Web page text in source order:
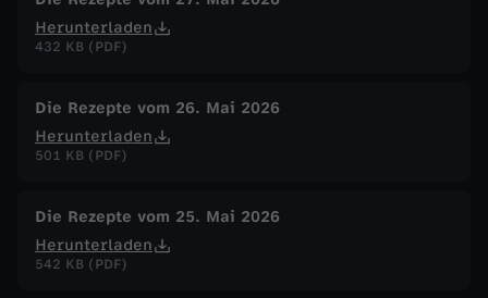
Herunterladen
432 KB (PDF)
Die Rezepte vom 26. Mai 2026
Herunterladen
501 KB (PDF)
Die Rezepte vom 25. Mai 2026
Herunterladen
542 KB (PDF)